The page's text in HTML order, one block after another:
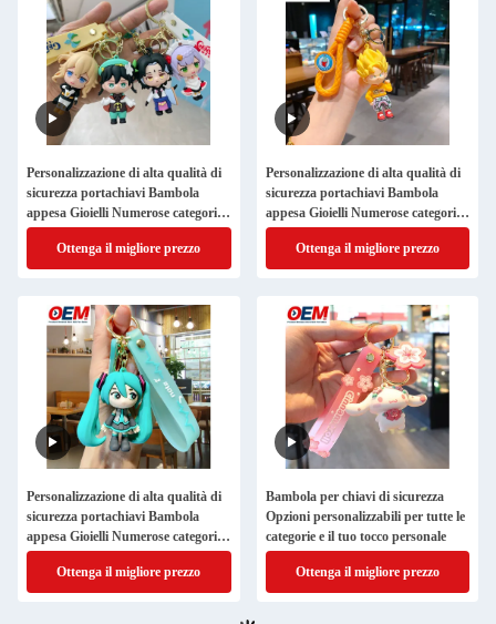
Personalizzazione di alta qualità di
sicurezza portachiavi Bambola
appesa Gioielli Numerose categorie
per voi di personalizzare
Ottenga il migliore prezzo
Personalizzazione di alta qualità di
sicurezza portachiavi Bambola
appesa Gioielli Numerose categorie
per voi di personalizzare
Ottenga il migliore prezzo
Personalizzazione di alta qualità di
sicurezza portachiavi Bambola
appesa Gioielli Numerose categorie
per voi di personalizzare
Ottenga il migliore prezzo
Bambola per chiavi di sicurezza
Opzioni personalizzabili per tutte le
categorie e il tuo tocco personale
Ottenga il migliore prezzo